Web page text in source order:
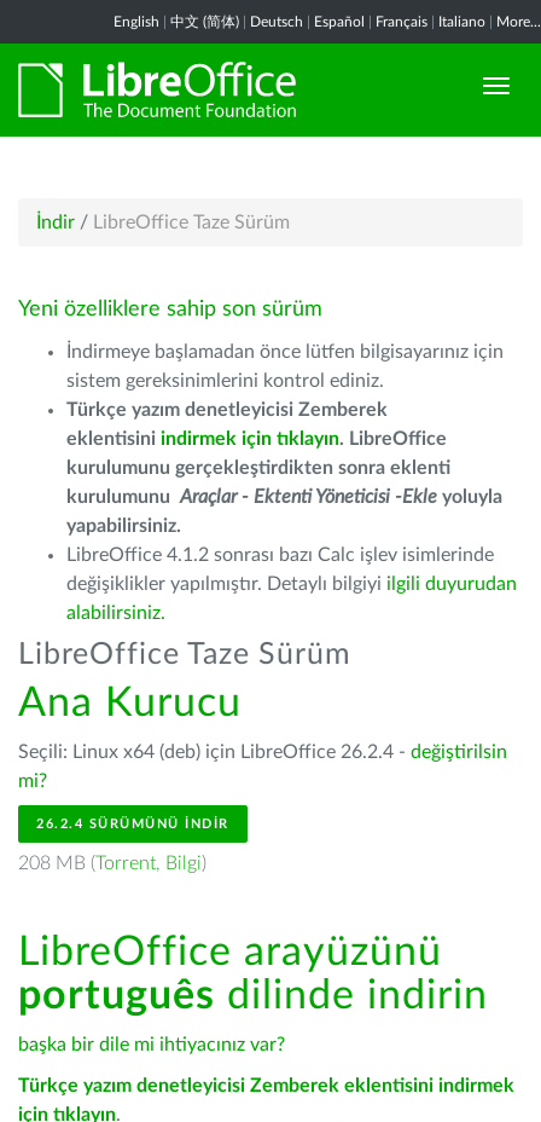
English 中文 (简体) Deutsch Español Français Italiano More...
İndir / LibreOffice Taze Sürüm
Yeni özelliklere sahip son sürüm
İndirmeye başlamadan önce lütfen bilgisayarınız için
sistem gereksinimlerini kontrol ediniz.
Türkçe yazım denetleyicisi Zemberek
eklentisini indirmek için tıklayın. LibreOffice
kurulumunu gerçekleştirdikten sonra eklenti
kurulumunu Araçlar - Ektenti Yöneticisi -Ekle yoluyla
yapabilirsiniz.
LibreOffice 4.1.2 sonrası bazı Calc işlev isimlerinde
değişiklikler yapılmıştır. Detaylı bilgiyi ilgili duyurudan
alabilirsiniz.
LibreOffice Taze Sürüm
Ana Kurucu
Seçili: Linux x64 (deb) için LibreOffice 26.2.4 - değiştirilsin
mi?
26.2.4 SÜRÜMÜNÜ İNDIR
208 MB (Torrent, Bilgi)
LibreOffice arayüzünü
português dilinde indirin
başka bir dile mi ihtiyacınız var?
Türkçe yazım denetleyicisi Zemberek eklentisini indirmek
için tıklayın.